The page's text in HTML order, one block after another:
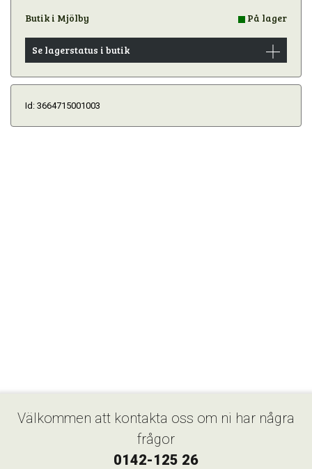
Butik i Mjölby På lager
Se lagerstatus i butik
Id: 3664715001003
Välkommen att kontakta oss om ni har några
frågor
0142-125 26